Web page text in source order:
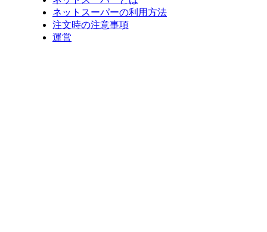
ネットスーパーの利用方法
注文時の注意事項
運営